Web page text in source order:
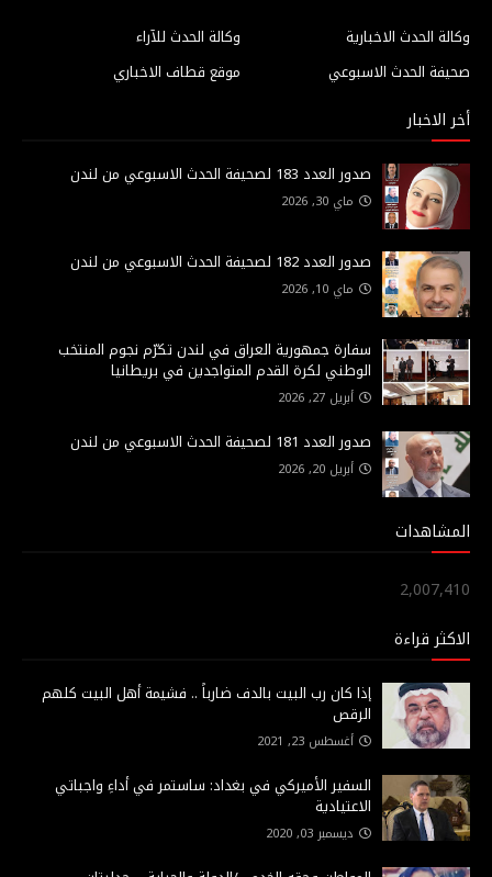
وكالة الحدث للآراء
وكالة الحدث الاخبارية
موقع قطاف الاخباري
صحيفة الحدث الاسبوعي
أخر الاخبار
صدور العدد 183 لصحيفة الحدث الاسبوعي من لندن
ماي 30, 2026
صدور العدد 182 لصحيفة الحدث الاسبوعي من لندن
ماي 10, 2026
سفارة جمهورية العراق في لندن تكرّم نجوم المنتخب
الوطني لكرة القدم المتواجدين في بريطانيا
أبريل 27, 2026
صدور العدد 181 لصحيفة الحدث الاسبوعي من لندن
أبريل 20, 2026
المشاهدات
2,007,410
الاكثر قراءة
إذا كان رب البيت بالدف ضارباً .. فشيمة أهل البيت كلهم
الرقص
أغسطس 23, 2021
السفير الأميركي في بغداد: ساستمر في أداءِ واجباتي
الاعتيادية
ديسمبر 03, 2020